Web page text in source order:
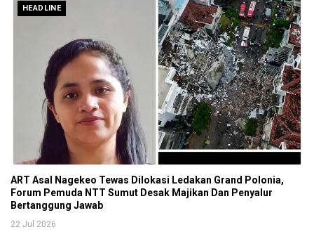
HEADLINE
ART Asal Nagekeo Tewas Dilokasi Ledakan Grand Polonia,
Forum Pemuda NTT Sumut Desak Majikan Dan Penyalur
Bertanggung Jawab
22 Jul 2026